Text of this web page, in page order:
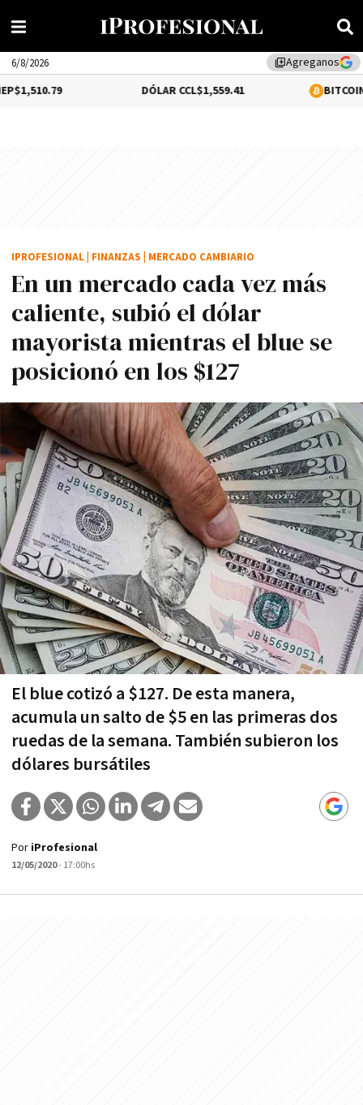
library_addAgreganos
6/8/2026
$1,559.41 0.16%
En un mercado cada vez más
caliente, subió el dólar
mayorista mientras el blue se
posicionó en los $127
El blue cotizó a $127. De esta manera,
acumula un salto de $5 en las primeras dos
ruedas de la semana. También subieron los
dólares bursátiles
IPROFESIONAL FINANZAS MERCADO CAMBIARIO
Por iProfesional
12/05/2020- 17:00hs